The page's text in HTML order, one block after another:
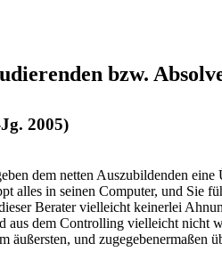
bzw.
2005)
dem netten Auszubildenden
alles in seinen Computer, und Sie
Berater vielleicht keinerlei
aus dem Controlling vielleicht nicht
äußersten, und